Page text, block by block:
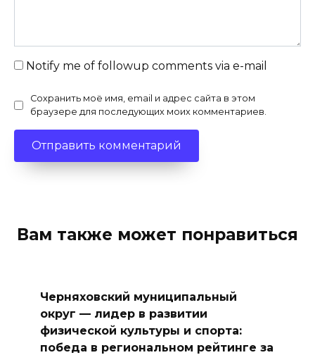
Notify me of followup comments via e-mail
Сохранить моё имя, email и адрес сайта в этом
браузере для последующих моих комментариев.
Вам также может понравиться
Черняховский муниципальный
округ — лидер в развитии
физической культуры и спорта:
победа в региональном рейтинге за